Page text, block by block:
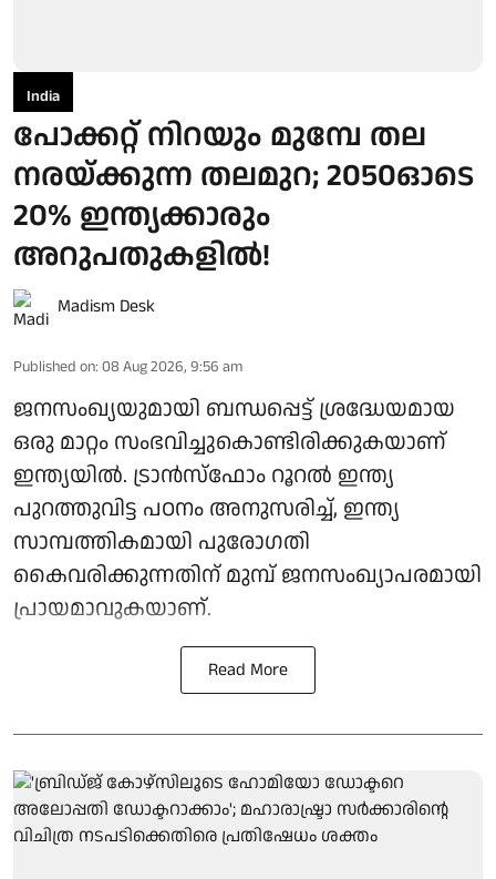
India
പോക്കറ്റ് നിറയും മുമ്പേ തല
നരയ്ക്കുന്ന തലമുറ; 2050ഓടെ
20% ഇന്ത്യക്കാരും
അറുപതുകളിൽ!
Madism Desk
Published on: 08 Aug 2026, 9:56 am
ജനസംഖ്യയുമായി ബന്ധപ്പെട്ട് ശ്രദ്ധേയമായ
ഒരു മാറ്റം സംഭവിച്ചുകൊണ്ടിരിക്കുകയാണ്
ഇന്ത്യയിൽ. ട്രാൻസ്ഫോം റൂറൽ ഇന്ത്യ
പുറത്തുവിട്ട പഠനം അനുസരിച്ച്, ഇന്ത്യ
സാമ്പത്തികമായി പുരോഗതി
കൈവരിക്കുന്നതിന് മുമ്പ് ജനസംഖ്യാപരമായി
പ്രായമാവുകയാണ്.
Read More